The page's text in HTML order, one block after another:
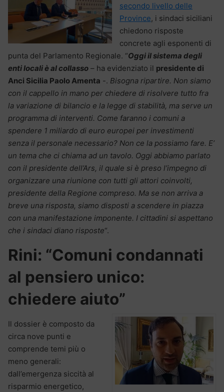
secondo livello delle
Province, i sindaci siciliani
chiedono risposte
concrete agli esponenti di
punta del Parlamento Regionale. “Oggi il sistema degli
enti locali è al collasso – ha evidenziato il presidente di
Anci Sicilia Paolo Amenta -. Bisogna ripartire. Non siamo
con il cappello in mano per chiedere di risolvere tutto fra
la variazione di bilancio e la legge di stabilità, ma serve un
programma di interventi. Come faranno i comuni a
spendere 1 miliardo di euro europei per investimenti
senza il personale necessario? Non ce la possiamo fare. E’
un tema che ci chiama ad un tavolo. Oggi abbiamo parlato
con il presidente dell’Ars, il quale si è preso l’impegno di
organizzare una riunione con tutti gli attori coinvolti,
presidente della Regione compreso. Ma se non arriva a
breve una risposta, siamo disposti a scendere in piazza
con una manifestazione imponente. I cittadini si aspettano
che i sindaci diano risposte“.
Rini: “Comuni condannati
al pensiero unico:
chiedere aiuto”
Il dossier è composto da
circa nove punti e
comprende temi più o
meno generali:
dall’emergenza siccità al
risparmio energetico,